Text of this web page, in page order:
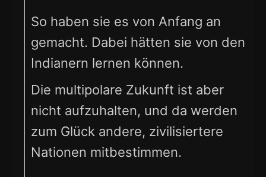
So haben sie es von Anfang an
gemacht. Dabei hätten sie von den
Indianern lernen können.
Die multipolare Zukunft ist aber
nicht aufzuhalten, und da werden
zum Glück andere, zivilisiertere
Nationen mitbestimmen.